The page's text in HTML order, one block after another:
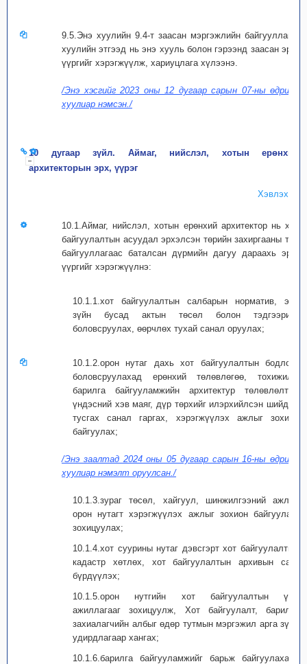
9.5.Энэ хуулийн 9.4-т заасан мэргэжлийн байгууллага,
хуулийн этгээд нь энэ хууль болон гэрээнд заасан эрх,
үүргийг хэрэгжүүлж, хариуцлага хүлээнэ.
/Энэ хэсгийг 2023 оны 12 дугаар сарын 07-ны өдрийн
хуулиар нэмсэн./
10 дугаар зүйл. Аймаг, нийслэл, хотын ерөнхий
архитекторын эрх, үүрэг
Хэвлэх
10.1.Аймаг, нийслэл, хотын ерөнхий архитектор нь хот
байгуулалтын асуудал эрхэлсэн төрийн захиргааны төв
байгууллагаас баталсан дүрмийн дагуу дараахь эрх,
үүргийг хэрэгжүүлнэ:
10.1.1.хот байгуулалтын салбарын норматив, эрх
зүйн бусад актын төсөл болон тэдгээрийг
боловсруулах, өөрчлөх тухай санал оруулах;
10.1.2.орон нутаг дахь хот байгуулалтын бодлого
боловсруулахад ерөнхий төлөвлөгөө, тохижилт,
барилга байгууламжийн архитектур төлөвлөлтөд
үндэсний хэв маяг, дүр төрхийг илэрхийлсэн шийдэл
тусгах санал гаргах, хэрэгжүүлэх ажлыг зохион
байгуулах;
/Энэ заалтад 2024 оны 05 дугаар сарын 16-ны өдрийн
хуулиар нэмэлт оруулсан./
10.1.3.зураг төсөл, хайгуул, шинжилгээний ажлыг
орон нутагт хэрэгжүүлэх ажлыг зохион байгуулах,
зохицуулах;
10.1.4.хот суурины нутаг дэвсгэрт хот байгуулалтын
кадастр хөтлөх, хот байгуулалтын архивын санг
бүрдүүлэх;
10.1.5.орон нутгийн хот байгуулалтын үйл
ажиллагааг зохицуулж, Хот байгуулалт, барилга
захиалагчийн албыг өдөр тутмын мэргэжил арга зүйн
удирдлагаар хангах;
10.1.6.барилга байгууламжийг барьж байгуулахаас